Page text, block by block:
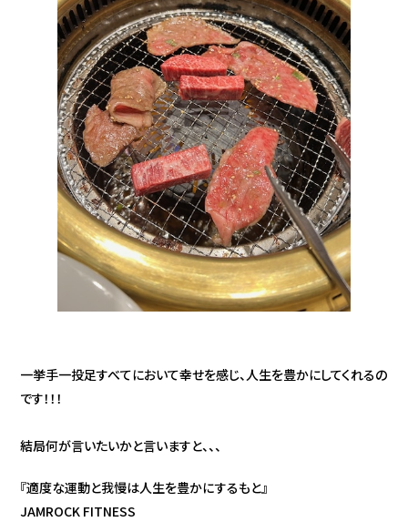
一挙手一投足すべてにおいて幸せを感じ、人生を豊かにしてくれるの
です！！！
結局何が言いたいかと言いますと、、、
『適度な運動と我慢は人生を豊かにするもと』
JAMROCK FITNESS